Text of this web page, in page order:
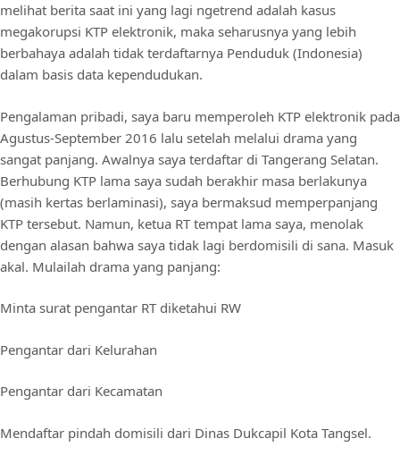
melihat berita saat ini yang lagi ngetrend adalah kasus
megakorupsi KTP elektronik, maka seharusnya yang lebih
berbahaya adalah tidak terdaftarnya Penduduk (Indonesia)
dalam basis data kependudukan.
Pengalaman pribadi, saya baru memperoleh KTP elektronik pada
Agustus-September 2016 lalu setelah melalui drama yang
sangat panjang. Awalnya saya terdaftar di Tangerang Selatan.
Berhubung KTP lama saya sudah berakhir masa berlakunya
(masih kertas berlaminasi), saya bermaksud memperpanjang
KTP tersebut. Namun, ketua RT tempat lama saya, menolak
dengan alasan bahwa saya tidak lagi berdomisili di sana. Masuk
akal. Mulailah drama yang panjang:
Minta surat pengantar RT diketahui RW
Pengantar dari Kelurahan
Pengantar dari Kecamatan
Mendaftar pindah domisili dari Dinas Dukcapil Kota Tangsel.